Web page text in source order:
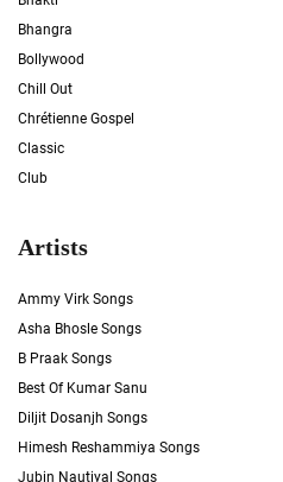
Bhangra
Bollywood
Chill Out
Chrétienne Gospel
Classic
Club
Artists
Ammy Virk Songs
Asha Bhosle Songs
B Praak Songs
Best Of Kumar Sanu
Diljit Dosanjh Songs
Himesh Reshammiya Songs
Jubin Nautiyal Songs